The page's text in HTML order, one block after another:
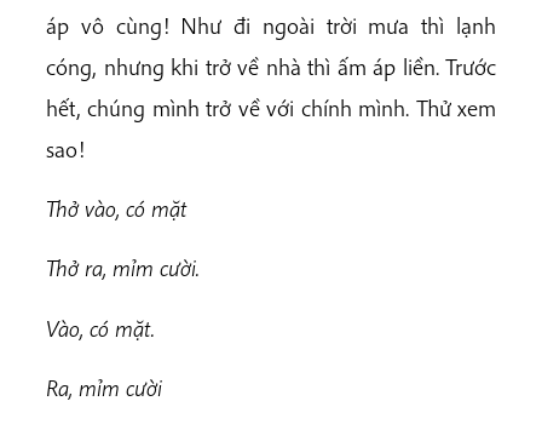
áp vô cùng! Như đi ngoài trời mưa thì lạnh
cóng, nhưng khi trở về nhà thì ấm áp liền. Trước
hết, chúng mình trở về với chính mình. Thử xem
sao!
Thở vào, có mặt
Thở ra, mỉm cười.
Vào, có mặt.
Ra, mỉm cười